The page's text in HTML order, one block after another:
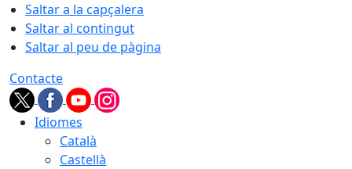
Saltar a la capçalera
Saltar al contingut
Saltar al peu de pàgina
Contacte
Idiomes
Català
Castellà